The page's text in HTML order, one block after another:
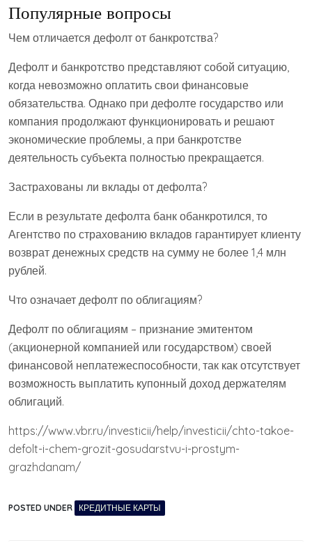
Популярные вопросы
Чем отличается дефолт от банкротства?
Дефолт и банкротство представляют собой ситуацию,
когда невозможно оплатить свои финансовые
обязательства. Однако при дефолте государство или
компания продолжают функционировать и решают
экономические проблемы, а при банкротстве
деятельность субъекта полностью прекращается.
Застрахованы ли вклады от дефолта?
Если в результате дефолта банк обанкротился, то
Агентство по страхованию вкладов гарантирует клиенту
возврат денежных средств на сумму не более 1,4 млн
рублей.
Что означает дефолт по облигациям?
Дефолт по облигациям – признание эмитентом
(акционерной компанией или государством) своей
финансовой неплатежеспособности, так как отсутствует
возможность выплатить купонный доход держателям
облигаций.
https://www.vbr.ru/investicii/help/investicii/chto-takoe-
defolt-i-chem-grozit-gosudarstvu-i-prostym-
grazhdanam/
POSTED UNDER КРЕДИТНЫЕ КАРТЫ